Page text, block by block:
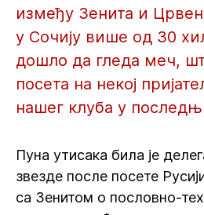
између Зенита и
у Сочију више од 30
дошло да гледа меч,
посета на некој
нашег клуба у
Пуна утисака била је
звезде после посете
са Зенитом о пословно-